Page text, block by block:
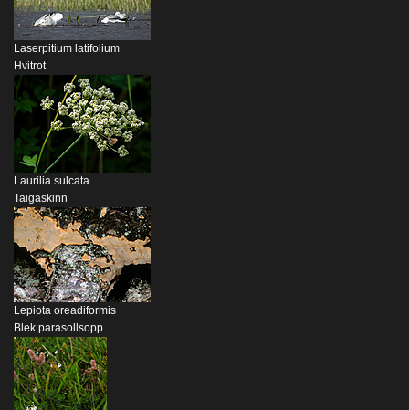
Laserpitium latifolium
Hvitrot
Laurilia sulcata
Taigaskinn
Lepiota oreadiformis
Blek parasollsopp